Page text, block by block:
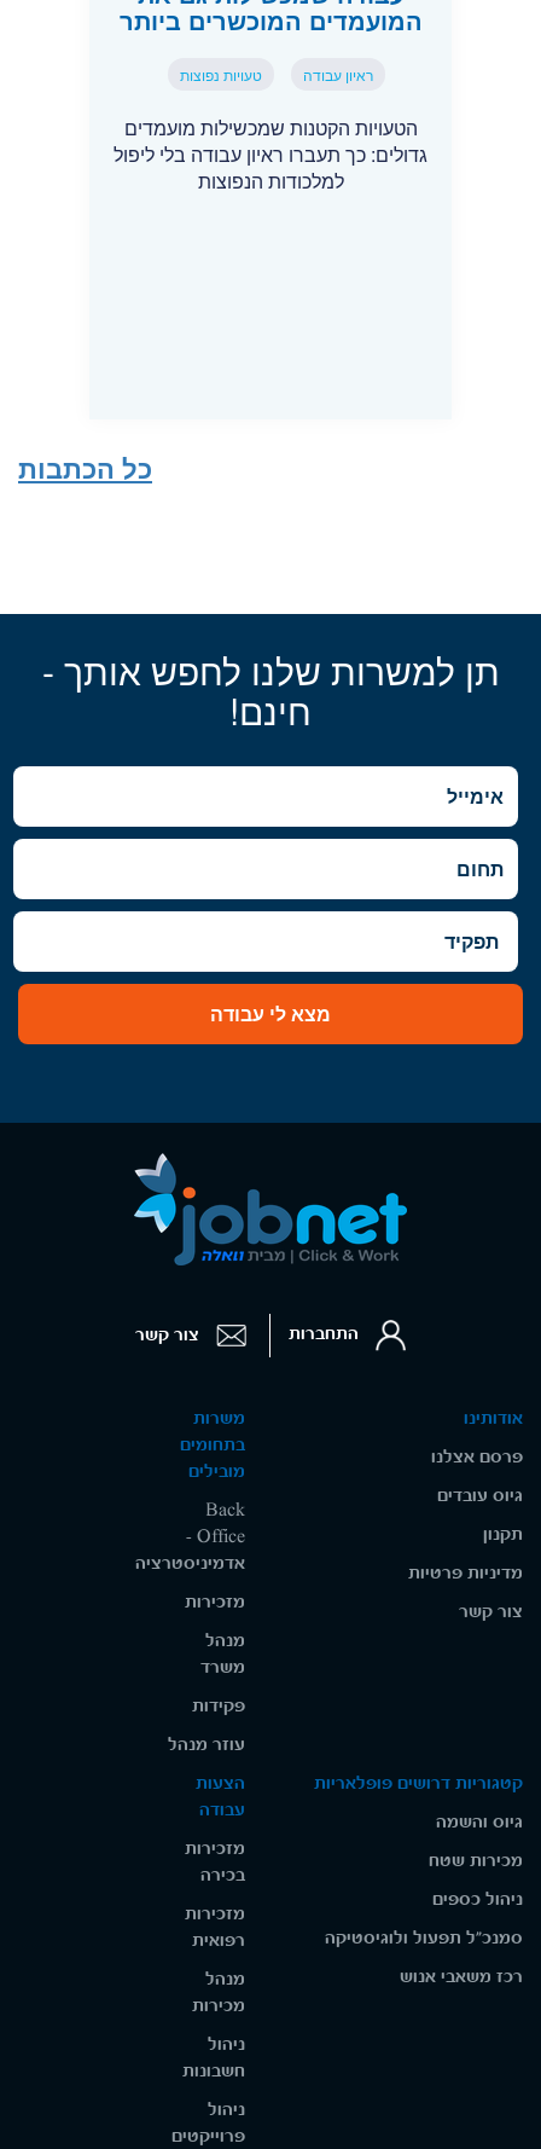
המועמדים המוכשרים ביותר
ראיון עבודה טעויות נפוצות
הטעויות הקטנות שמכשילות מועמדים
גדולים: כך תעברו ראיון עבודה בלי ליפול
למלכודות הנפוצות
כל הכתבות
תן למשרות שלנו לחפש אותך -
חינם!
מצא לי עבודה
אודותינו
פרסם אצלנו
גיוס עובדים
תקנון
מדיניות פרטיות
צור קשר
משרות
בתחומים
מובילים
Back
Office -
אדמיניסטרציה
מזכירות
מנהל
משרד
פקידות
עוזר מנהל
קטגוריות דרושים פופלאריות
גיוס והשמה
מכירות שטח
ניהול כספים
סמנכ"ל תפעול ולוגיסטיקה
רכז משאבי אנוש
הצעות
עבודה
מזכירות
בכירה
מזכירות
רפואית
מנהל
מכירות
ניהול
חשבונות
ניהול
פרוייקטים